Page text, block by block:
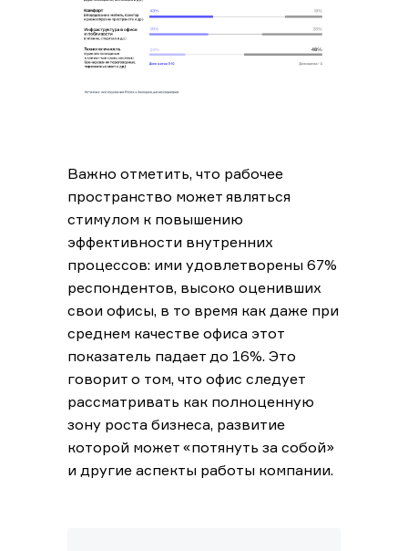
Важно отметить, что рабочее
пространство может являться
стимулом к повышению
эффективности внутренних
процессов: ими удовлетворены 67%
респондентов, высоко оценивших
свои офисы, в то время как даже при
среднем качестве офиса этот
показатель падает до 16%. Это
говорит о том, что офис следует
рассматривать как полноценную
зону роста бизнеса, развитие
которой может «потянуть за собой»
и другие аспекты работы компании.